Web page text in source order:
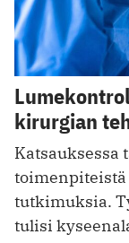
kirurgian
tutkimuksia.
tulisi